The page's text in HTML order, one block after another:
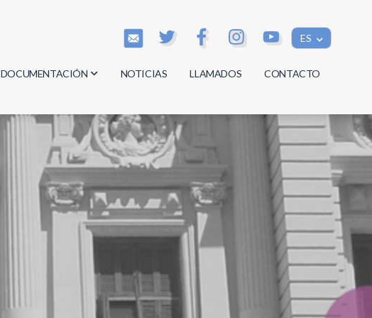
ES
DOCUMENTACIÓN
Actas
Reglamentos
Documentos
NOTICIAS LLAMADOS CONTACTO